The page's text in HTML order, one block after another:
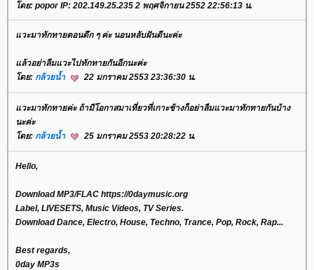
โดย: popor IP: 202.149.25.235 2 พฤศจิกายน 2552 22:56:13 น.
แวะมาทักทายตอนดึก ๆ ค่ะ นอนหลับฝันดีนะค่ะ
แล้วอย่าลืมแวะไปทักทายกันอีกนะค่ะ
โดย: กล้วยน้ำ 22 มกราคม 2553 23:36:30 น.
แวะมาทักทายค่ะ ถ้ามีโอกาสมาเที่ยวที่เกาะช้างก็อย่าลืมแวะมาทักทายกันบ้าง
นะค่ะ
โดย: กล้วยน้ำ 25 มกราคม 2553 20:28:22 น.
Hello,
Download MP3/FLAC https://0daymusic.org
Label, LIVESETS, Music Videos, TV Series.
Download Dance, Electro, House, Techno, Trance, Pop, Rock, Rap...
Best regards,
0day MP3s